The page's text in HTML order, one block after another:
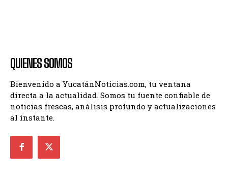
QUIENES SOMOS
Bienvenido a YucatánNoticias.com, tu ventana
directa a la actualidad. Somos tu fuente confiable de
noticias frescas, análisis profundo y actualizaciones
al instante.